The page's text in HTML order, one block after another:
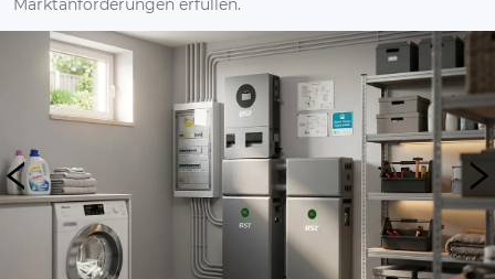
Marktanforderungen erfüllen.